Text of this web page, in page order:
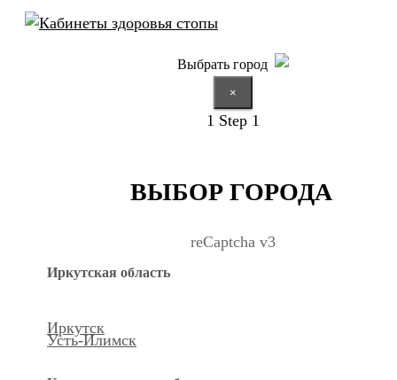
Выбрать город
×
1 Step 1
ВЫБОР ГОРОДА
reCaptcha v3
Иркутская область
Иркутск
Усть-Илимск